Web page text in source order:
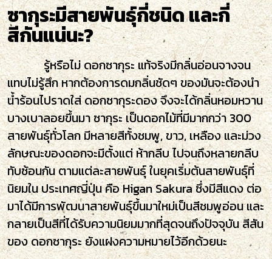
ซากุระมีสายพันธุ์กี่ชนิด และกี่
สีกันแน่นะ?
รู้หรือไม่ ดอกซากุระ แท้จริงมีกลิ่นอ่อนจางจน
แทบไม่รู้สึก หากต้องการดมกลิ่นชัดๆ ของมันจะต้องนำ
น้ำร้อนไปราดใส่ ดอกซากุระดอง จึงจะได้กลิ่นหอมหวาน
บางเบาลอยขึ้นมา ซากุระ เป็นดอกไม้ที่มีมากกว่า 300
สายพันธุ์ทั่วโลก มีหลายสีทั้งชมพู, ขาว, เหลือง และม่วง
ลักษณะของดอกจะมีตั้งแต่ ห้ากลีบ ไปจนถึงหลายกลีบ
ทับซ้อนกัน ตามแต่ละสายพันธุ์ ในยุคเริ่มต้นสายพันธุ์ที่
นิยมใน ประเทศญี่ปุ่น คือ Higan Sakura ซึ่งมีสีแดง ต่อ
มาได้มีการพัฒนาสายพันธุ์ขึ้นมาใหม่เป็นสีชมพูอ่อน และ
กลายเป็นสีที่ได้รับความนิยมมากที่สุดจนถึงปัจจุบัน สีสัน
ของ ดอกซากุระ ยังแฝงความหมายไว้อีกด้วยนะ